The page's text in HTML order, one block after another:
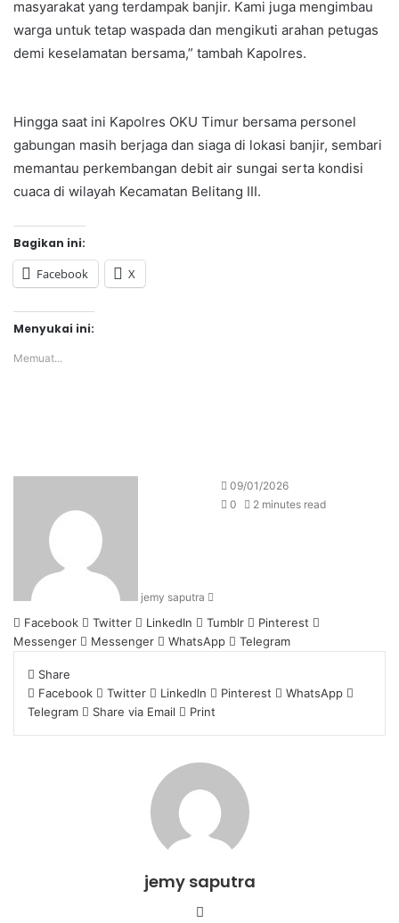
masyarakat yang terdampak banjir. Kami juga mengimbau
warga untuk tetap waspada dan mengikuti arahan petugas
demi keselamatan bersama,” tambah Kapolres.
Hingga saat ini Kapolres OKU Timur bersama personel
gabungan masih berjaga dan siaga di lokasi banjir, sembari
memantau perkembangan debit air sungai serta kondisi
cuaca di wilayah Kecamatan Belitang III.
Bagikan ini:
Facebook X
Menyukai ini:
Memuat...
jemy saputra
Send
an
09/01/2026
0
2 minutes read
Facebook Twitter LinkedIn Tumblr
Pinterest
Messenger
Messenger WhatsApp Telegram
Share
Facebook
Twitter LinkedIn Pinterest
WhatsApp
Telegram
Share via Email Print
jemy saputra
Website